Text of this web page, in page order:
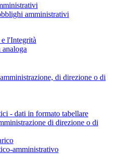
amministrativi
l'Integrità
di direzione o di
- dati in formato tabellare
di direzione o di
amministrativo